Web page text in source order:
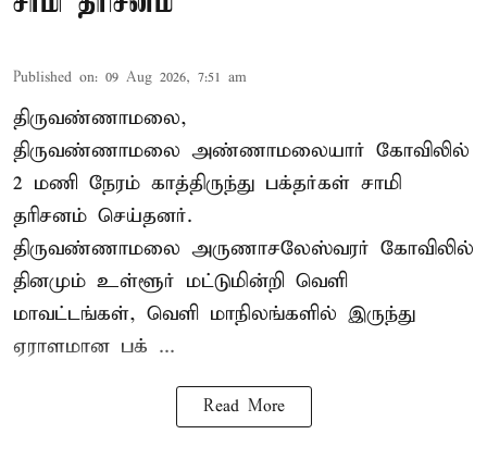
Published on: 09 Aug 2026, 7:51 am
திருவண்ணாமலை,
திருவண்ணாமலை அண்ணாமலையார் கோவிலில்
2 மணி நேரம் காத்திருந்து பக்தர்கள் சாமி
தரிசனம் செய்தனர்.
திருவண்ணாமலை அருணாசலேஸ்வரர் கோவிலில்
தினமும் உள்ளூர் மட்டுமின்றி வெளி
மாவட்டங்கள், வெளி மாநிலங்களில் இருந்து
ஏராளமான பக் ...
Read More